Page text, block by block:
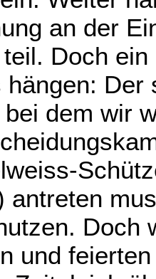
an der
Doch
dem wir
antreten
Doch
und